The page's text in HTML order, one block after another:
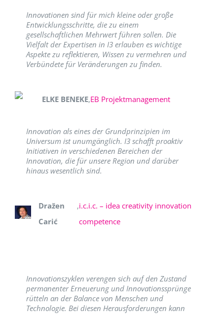
Innovationen sind für mich kleine oder große
Entwicklungsschritte, die zu einem
gesellschaftlichen Mehrwert führen sollen. Die
Vielfalt der Expertisen in I3 erlauben es wichtige
Aspekte zu reflektieren, Wissen zu vermehren und
Verbündete für Veränderungen zu finden.
ELKE BENEKE,EB Projektmanagement
Innovation als eines der Grundprinzipien im
Universum ist unumgänglich. I3 schafft proaktiv
Initiativen in verschiedenen Bereichen der
Innovation, die für unsere Region und darüber
hinaus wesentlich sind.
Dražen
Carić
,i.c.i.c. – idea creativity innovation
competence
Innovationszyklen verengen sich auf den Zustand
permanenter Erneuerung und Innovationssprünge
rütteln an der Balance von Menschen und
Technologie. Bei diesen Herausforderungen kann